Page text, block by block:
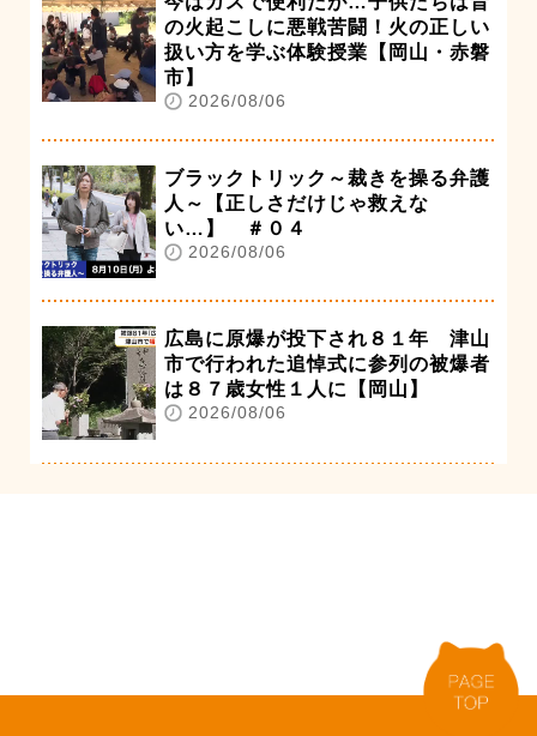
の火起こしに悪戦苦闘！火の正しい
扱い方を学ぶ体験授業【岡山・赤磐
市】
2026/08/06
ブラックトリック～裁きを操る弁護
人～【正しさだけじゃ救えな
い…】 ＃０４
2026/08/06
広島に原爆が投下され８１年 津山
市で行われた追悼式に参列の被爆者
は８７歳女性１人に【岡山】
2026/08/06